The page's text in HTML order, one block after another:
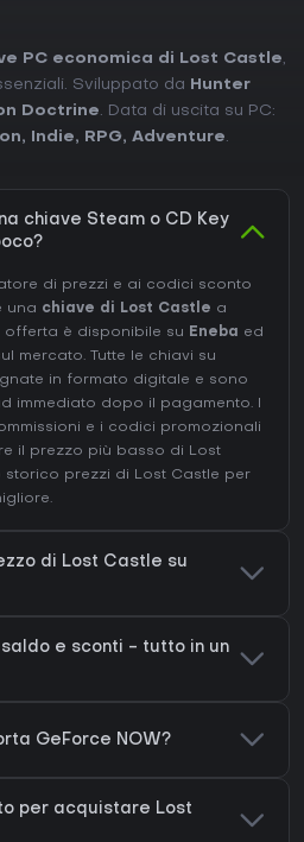
PC economica di Lost Castle,
Sviluppato da
Hunter
Doctrine. Data di uscita su PC:
, Indie, RPG, Adventure.
chiave Steam o CD Key
di prezzi e ai codici sconto
una chiave di Lost Castle a
offerta è disponibile su Eneba
ed
mercato. Tutte le chiavi su
in formato digitale e sono
immediato dopo il pagamento. I
e i codici promozionali
il prezzo più basso di Lost
storico prezzi di Lost Castle per
di Lost Castle su
saldo e sconti - tutto in un
GeForce NOW?
per acquistare Lost